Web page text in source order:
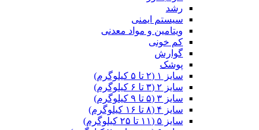
رشد
سیستم ایمنی
ویتامین و مواد معدنی
کم خونی
گوارش
پوشک
سایز ۱ (۲ تا ۵ کیلوگرم)
سایز ۲ (۳ تا ۶ کیلوگرم)
سایز ۳ (۵ تا ۹ کیلوگرم)
سایز ۴ (۸ تا ۱۶ کیلوگرم)
سایز ۵ (۱۱ تا ۲۵ کیلوگرم)